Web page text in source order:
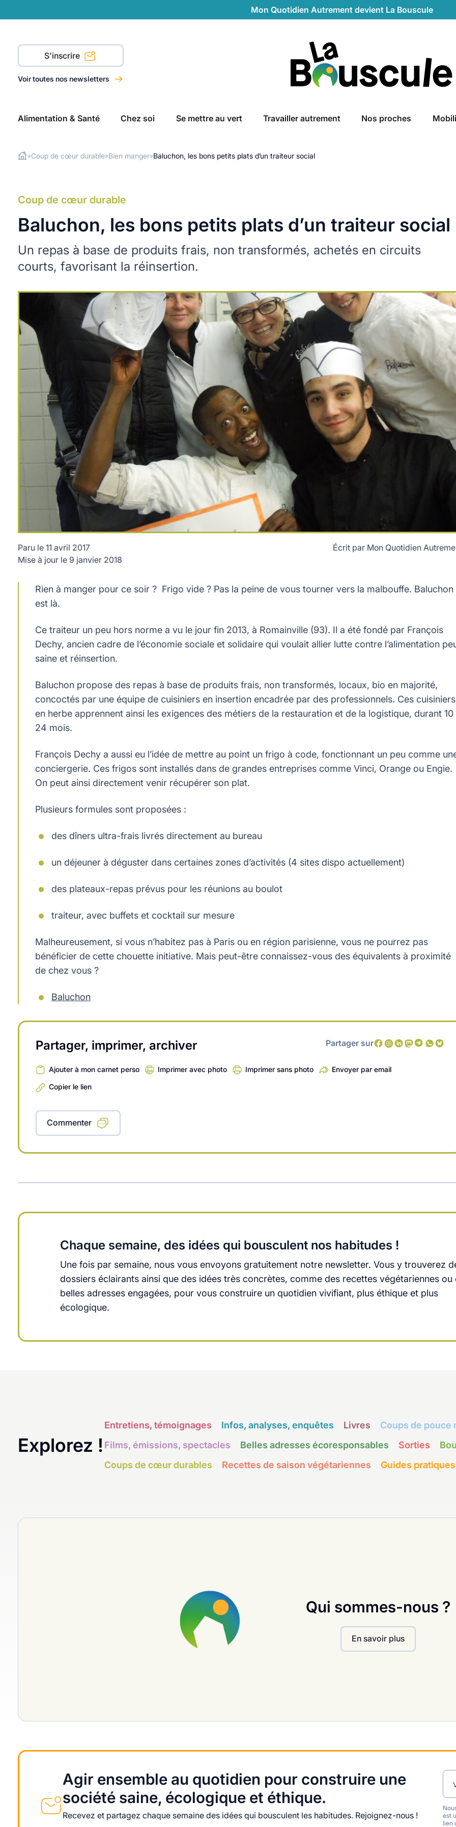
Mon Quotidien Autrement devient La Bouscule
S'inscrire
Voir toutes nos newsletters
Alimentation & Santé
Chez soi Se mettre au vert Travailler autrement Nos proches
»Coup de cœur durable»Bien manger»Baluchon, les bons petits plats d’un traiteur social
Coup de cœur durable
Baluchon, les bons petits plats d’un traiteur social
Un repas à base de produits frais, non transformés, achetés en circuits
courts, favorisant la réinsertion.
Paru le 11 avril 2017
Mise à jour le 9 janvier 2018
Écrit par Mon Quotidien
Rien à manger pour ce soir ? Frigo vide ? Pas la peine de vous tourner vers la malbouffe. Baluchon
est là.
Ce traiteur un peu hors norme a vu le jour fin 2013, à Romainville (93). Il a été fondé par François
Dechy, ancien cadre de l’économie sociale et solidaire qui voulait allier lutte contre l’alimentation
saine et réinsertion.
Baluchon propose des repas à base de produits frais, non transformés, locaux, bio en majorité,
concoctés par une équipe de cuisiniers en insertion encadrée par des professionnels. Ces cuisiniers
en herbe apprennent ainsi les exigences des métiers de la restauration et de la logistique, durant 10
24 mois.
François Dechy a aussi eu l’idée de mettre au point un frigo à code, fonctionnant un peu comme
conciergerie. Ces frigos sont installés dans de grandes entreprises comme Vinci, Orange ou Engie.
On peut ainsi directement venir récupérer son plat.
Plusieurs formules sont proposées :
des dîners ultra-frais livrés directement au bureau
un déjeuner à déguster dans certaines zones d’activités (4 sites dispo actuellement)
des plateaux-repas prévus pour les réunions au boulot
traiteur, avec buffets et cocktail sur mesure
Malheureusement, si vous n’habitez pas à Paris ou en région parisienne, vous ne pourrez pas
bénéficier de cette chouette initiative. Mais peut-être connaissez-vous des équivalents à proximité
de chez vous ?
Baluchon
Partager, imprimer, archiver Partager sur
Ajouter à mon carnet perso Imprimer avec photo Imprimer sans photo Envoyer par email
Copier le lien
Commenter
Chaque semaine, des idées qui bousculent nos habitudes !
Une fois par semaine, nous vous envoyons gratuitement notre newsletter. Vous y trouverez
dossiers éclairants ainsi que des idées très concrètes, comme des recettes végétariennes ou
belles adresses engagées, pour vous construire un quotidien vivifiant, plus éthique et plus
écologique.
Explorez !
Entretiens, témoignages Infos, analyses, enquêtes Livres
Coups de pouce
Films, émissions, spectacles
Belles adresses écoresponsables Sorties
Coups de cœur durables
Recettes de saison végétariennes Guides
Qui sommes-nous ?
En savoir plus
Agir ensemble au quotidien pour construire une
société saine, écologique et éthique.
Recevez et partagez chaque semaine des idées qui bousculent les habitudes. Rejoignez-nous !
est
lien